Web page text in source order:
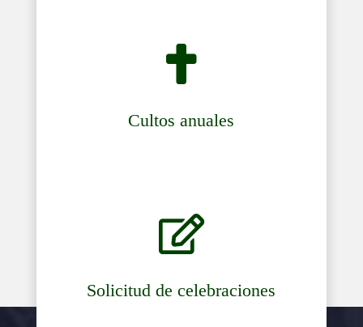

Cultos anuales

Solicitud de celebraciones